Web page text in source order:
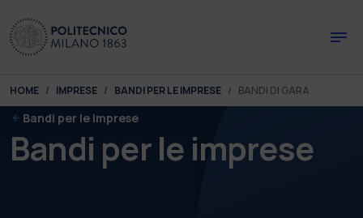
You are here:
HOME IMPRESE BANDI PER LE IMPRESE BANDI DI GARA
Bandi per le imprese
Bandi per le imprese